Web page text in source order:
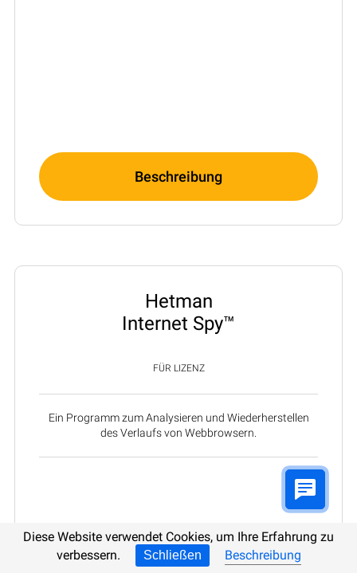
Beschreibung
Hetman
Internet Spy™
FÜR LIZENZ
Ein Programm zum Analysieren und Wiederherstellen
des Verlaufs von Webbrowsern.
Diese Website verwendet Cookies, um Ihre Erfahrung zu
verbessern.
Schließen Beschreibung